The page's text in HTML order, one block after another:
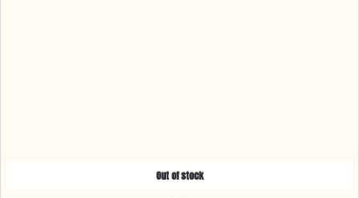
Out of stock